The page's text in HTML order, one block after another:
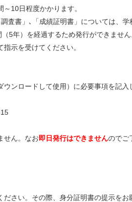
10日程度かかります。
査書」､「成績証明書」については、学
5年）を経過するため発行ができませ
示を受けてください。
ウンロードして使用）に必要事項を記
せん。なお即日発行はできませんのでご
さい。その際、身分証明書の提示をお